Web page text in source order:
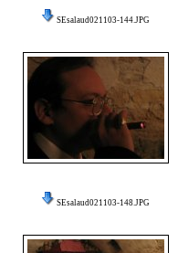
SEsalaud021103-144.JPG
SEsalaud021103-148.JPG